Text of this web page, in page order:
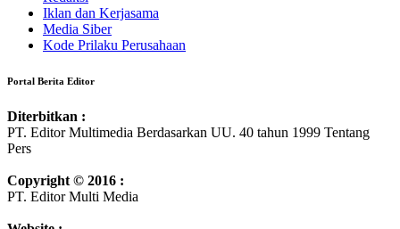
Iklan dan Kerjasama
Media Siber
Kode Prilaku Perusahaan
Portal Berita Editor
Diterbitkan :
PT. Editor Multimedia Berdasarkan UU. 40 tahun 1999 Tentang
Pers
Copyright © 2016 :
PT. Editor Multi Media